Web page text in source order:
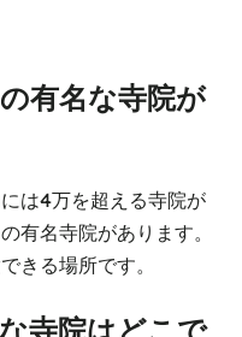
有名な寺院が
は4万を超える寺院が
有名寺院があります。
きる場所です。